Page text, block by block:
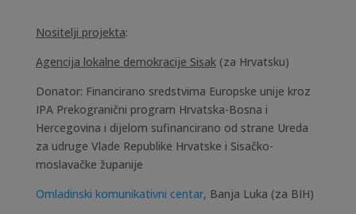
Nositelji projekta:
Agencija lokalne demokracije Sisak (za Hrvatsku)
Donator: Financirano sredstvima Europske unije kroz
IPA Prekogranični program Hrvatska-Bosna i
Hercegovina i dijelom sufinancirano od strane Ureda
za udruge Vlade Republike Hrvatske i Sisačko-
moslavačke županije
Omladinski komunikativni centar, Banja Luka (za BIH)